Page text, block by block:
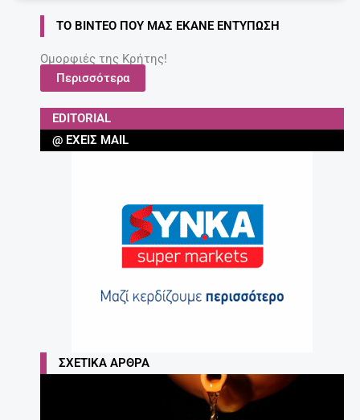
ΤΟ ΒΊΝΤΕΟ ΠΟΥ ΜΑΣ ΈΚΑΝΕ ΕΝΤΎΠΩΣΗ
Ομορφιές της Κρήτης!
Περισσότερα
EDITORIAL
@ ΈΧΕΙΣ MAIL
ΣΧΕΤΙΚΆ ΆΡΘΡΑ